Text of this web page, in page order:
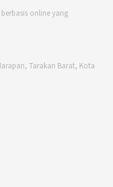
online yang
Tarakan Barat, Kota